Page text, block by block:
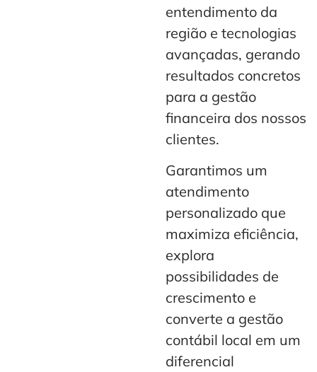
entendimento da
região e tecnologias
avançadas, gerando
resultados concretos
para a gestão
financeira dos nossos
clientes.
Garantimos um
atendimento
personalizado que
maximiza eficiência,
explora
possibilidades de
crescimento e
converte a gestão
contábil local em um
diferencial